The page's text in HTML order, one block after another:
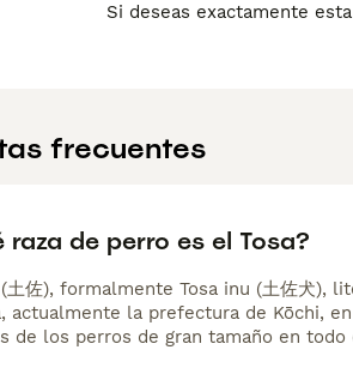
Si deseas exactamente
frecuentes
raza de perro es el Tosa?
土佐), formalmente Tosa inu (土佐犬),
actualmente la prefectura de Kōchi,
de los perros de gran tamaño en todo